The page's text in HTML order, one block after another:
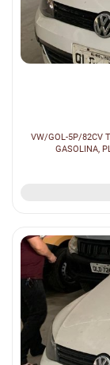
VW/GOL-5P/82CV TL MCV, ANO/MOD 2016/2017, COR BRANCA, COMBUS
GASOLINA,